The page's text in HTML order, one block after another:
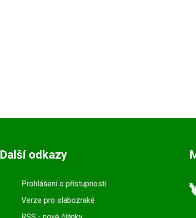
Další odkazy
Prohlášení o přístupnosti
Verze pro slabozraké